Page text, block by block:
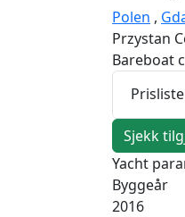
Polen ,
Przystan
Bareboat
Prisliste
Sjekk
Yacht
Byggeår
2016